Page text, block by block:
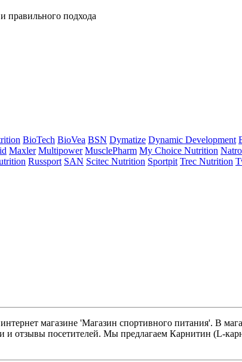
правильного подхода
BioTech BioVea BSN Dymatize Dynamic Development
Maxler Multipower MusclePharm My Choice Nutrition
Russport SAN Scitec Nutrition Sportpit Trec Nutrition
магазине 'Магазин спортивного питания'. В
и отзывы посетителей. Мы предлагаем Карнитин (L-